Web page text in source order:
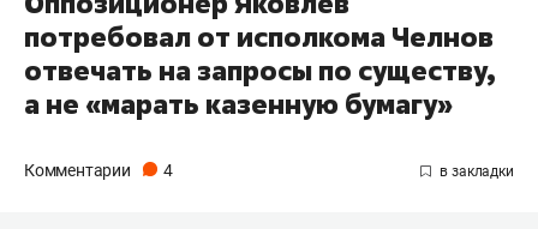
потребовал от исполкома Челнов
отвечать на запросы по существу,
а не «марать казенную бумагу»
Комментарии 4